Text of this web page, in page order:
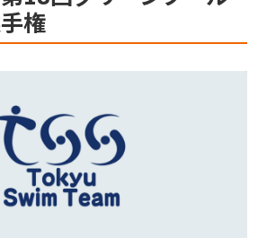
権